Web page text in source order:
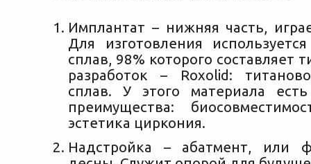
Имплантат – нижняя часть,
Для изготовления
сплав, 98% которого составляет
разработок – Roxolid:
сплав. У этого материала
преимущества:
эстетика циркония.
Надстройка – абатмент, или